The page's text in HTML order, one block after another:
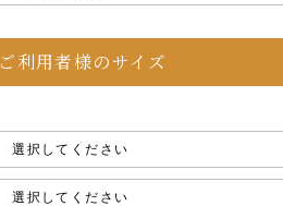
ご利用者様のサイズ
選択してください
選択してください